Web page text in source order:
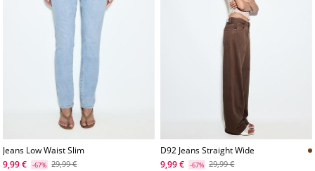
Jeans Low Waist Slim
9,99 €
-67% 29,99 €
D92 Jeans Straight Wide
9,99 €
-67% 29,99 €